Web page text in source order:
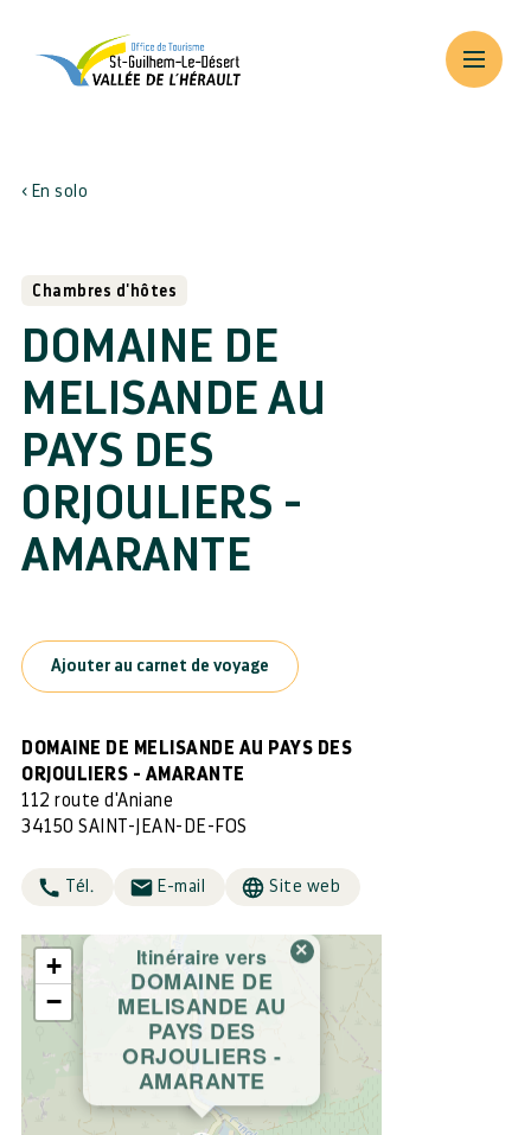
En solo
Chambres d'hôtes
DOMAINE DE
MELISANDE AU
PAYS DES
ORJOULIERS -
AMARANTE
Ajouter au carnet de voyage
DOMAINE DE MELISANDE AU PAYS DES
ORJOULIERS - AMARANTE
112 route d'Aniane
34150 SAINT-JEAN-DE-FOS
Tél. E-mail Site web
Itinéraire vers
DOMAINE DE
MELISANDE AU
PAYS DES
ORJOULIERS -
AMARANTE
×
+
−